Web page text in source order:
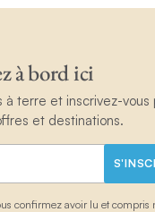
à bord ici
terre et inscrivez-
et destinations.
confirmez avoir lu et compris